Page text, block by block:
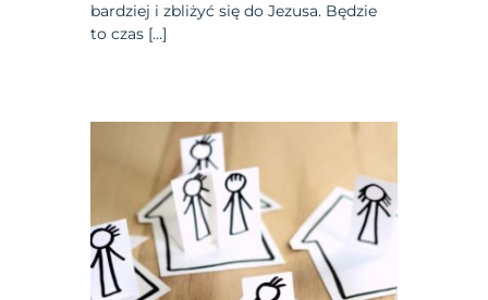
bardziej i zbliżyć się do Jezusa. Będzie
to czas […]